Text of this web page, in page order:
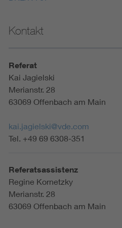
Kontakt
Referat
Kai Jagielski
Merianstr. 28
63069 Offenbach am Main
kai.jagielski@vde.com
Tel. +49 69 6308-351
Referatsassistenz
Regine Kornetzky
Merianstr. 28
63069 Offenbach am Main